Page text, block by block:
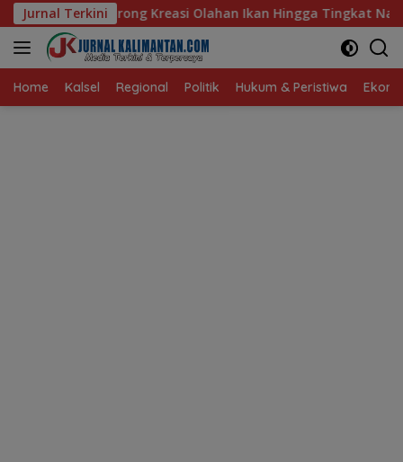
Langsung
ke
konten
Jurnal Terkini
Olahan Ikan Hingga Tingkat Nasional Pada Lomba Masak
Home Kalsel Regional Politik Hukum & Peristiwa